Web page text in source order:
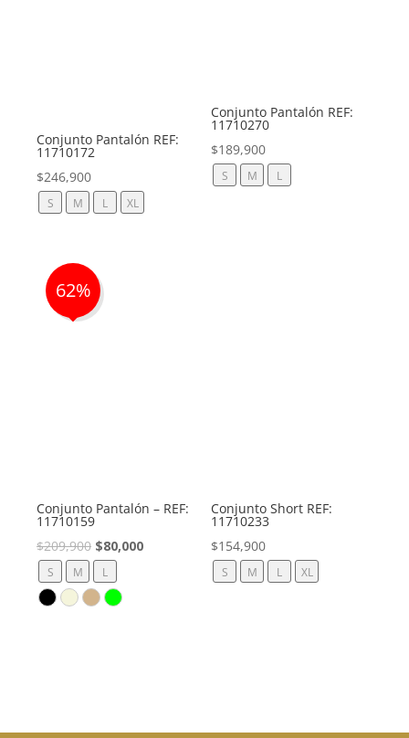
Conjunto Pantalón REF:
11710172
$246,900
S M L XL
Conjunto Pantalón REF:
11710270
$189,900
S M L
62%
Conjunto Pantalón – REF:
11710159
$209,900 El
precio
original
$80,000El
S M L
Conjunto Short REF:
11710233
$154,900
S M L XL